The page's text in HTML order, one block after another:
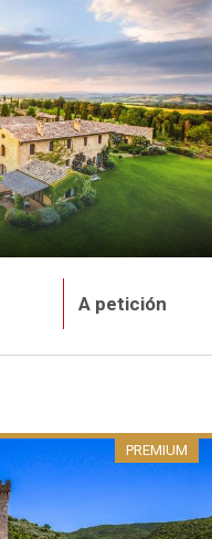
A petición
PREMIUM